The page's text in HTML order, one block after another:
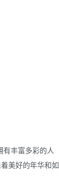
有丰富多彩的人
美好的年华和如